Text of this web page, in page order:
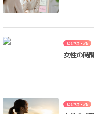
ビジネス・SNS
女性の時
ビジネス・SNS